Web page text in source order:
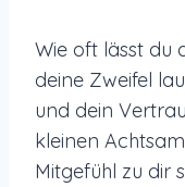
Wie oft lässt du
deine Zweifel
und dein
kleinen
Mitgefühl zu dir